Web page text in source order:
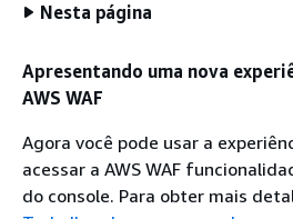
Nesta página
Apresentando uma nova
AWS WAF
Agora você pode usar a
acessar a AWS WAF
do console. Para obter mais